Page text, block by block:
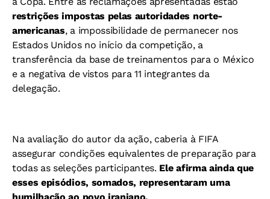
restrições impostas pelas autoridades norte-
americanas, a impossibilidade de permanecer nos
Estados Unidos no início da competição, a
transferência da base de treinamentos para o México
e a negativa de vistos para 11 integrantes da
delegação.
Na avaliação do autor da ação, caberia à FIFA
assegurar condições equivalentes de preparação para
todas as seleções participantes. Ele afirma ainda que
esses episódios, somados, representaram uma